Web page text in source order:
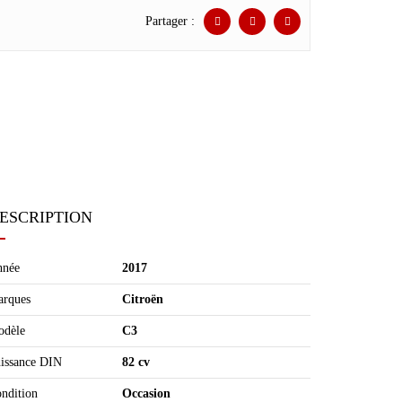
Partager :
2017
Citroën
C3
DIN 82 cv
Occasion